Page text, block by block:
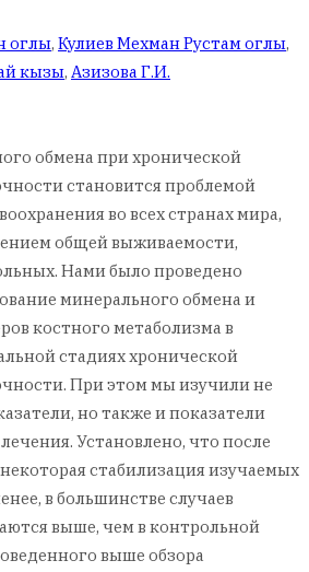
оглы, Кулиев Мехман Рустам оглы,
кызы, Азизова Г.И.
обмена при хронической
становится проблемой
во всех странах мира,
общей выживаемости,
Нами было проведено
минерального обмена и
костного метаболизма в
стадиях хронической
При этом мы изучили не
но также и показатели
Установлено, что после
стабилизация изучаемых
в большинстве случаев
выше, чем в контрольной
выше обзора